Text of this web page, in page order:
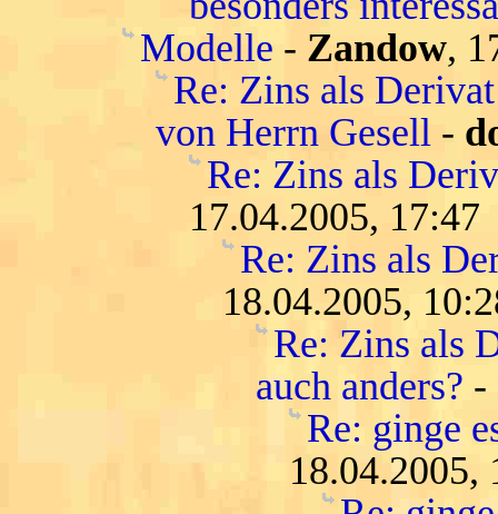
Modelle - Zandow,
Re: Zins als
von Herrn Gesell -
Re: Zins als
17.04.2005, 17:47
Re: Zins als
18.04.2005,
Re: Zins als
auch anders? -
Re: ginge
18.04.2005,